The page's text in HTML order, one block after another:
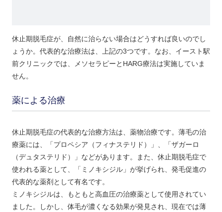
休止期脱毛症が、自然に治らない場合はどうすれば良いのでし
ょうか。代表的な治療法は、上記の3つです。なお、イースト駅
前クリニックでは、メソセラピーとHARG療法は実施していま
せん。
薬による治療
休止期脱毛症の代表的な治療方法は、薬物治療です。薄毛の治
療薬には、「プロペシア（フィナステリド）」、「ザガーロ
（デュタステリド）」などがあります。また、休止期脱毛症で
使われる薬として、「ミノキシジル」が挙げられ、発毛促進の
代表的な薬剤として有名です。
ミノキシジルは、もともと高血圧の治療薬として使用されてい
ました。しかし、体毛が濃くなる効果が発見され、現在では薄